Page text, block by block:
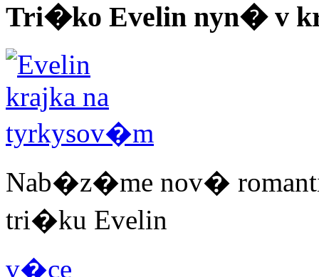
Tri�ko Evelin nyn� v
Nab�z�me nov�
tri�ku Evelin
v�ce